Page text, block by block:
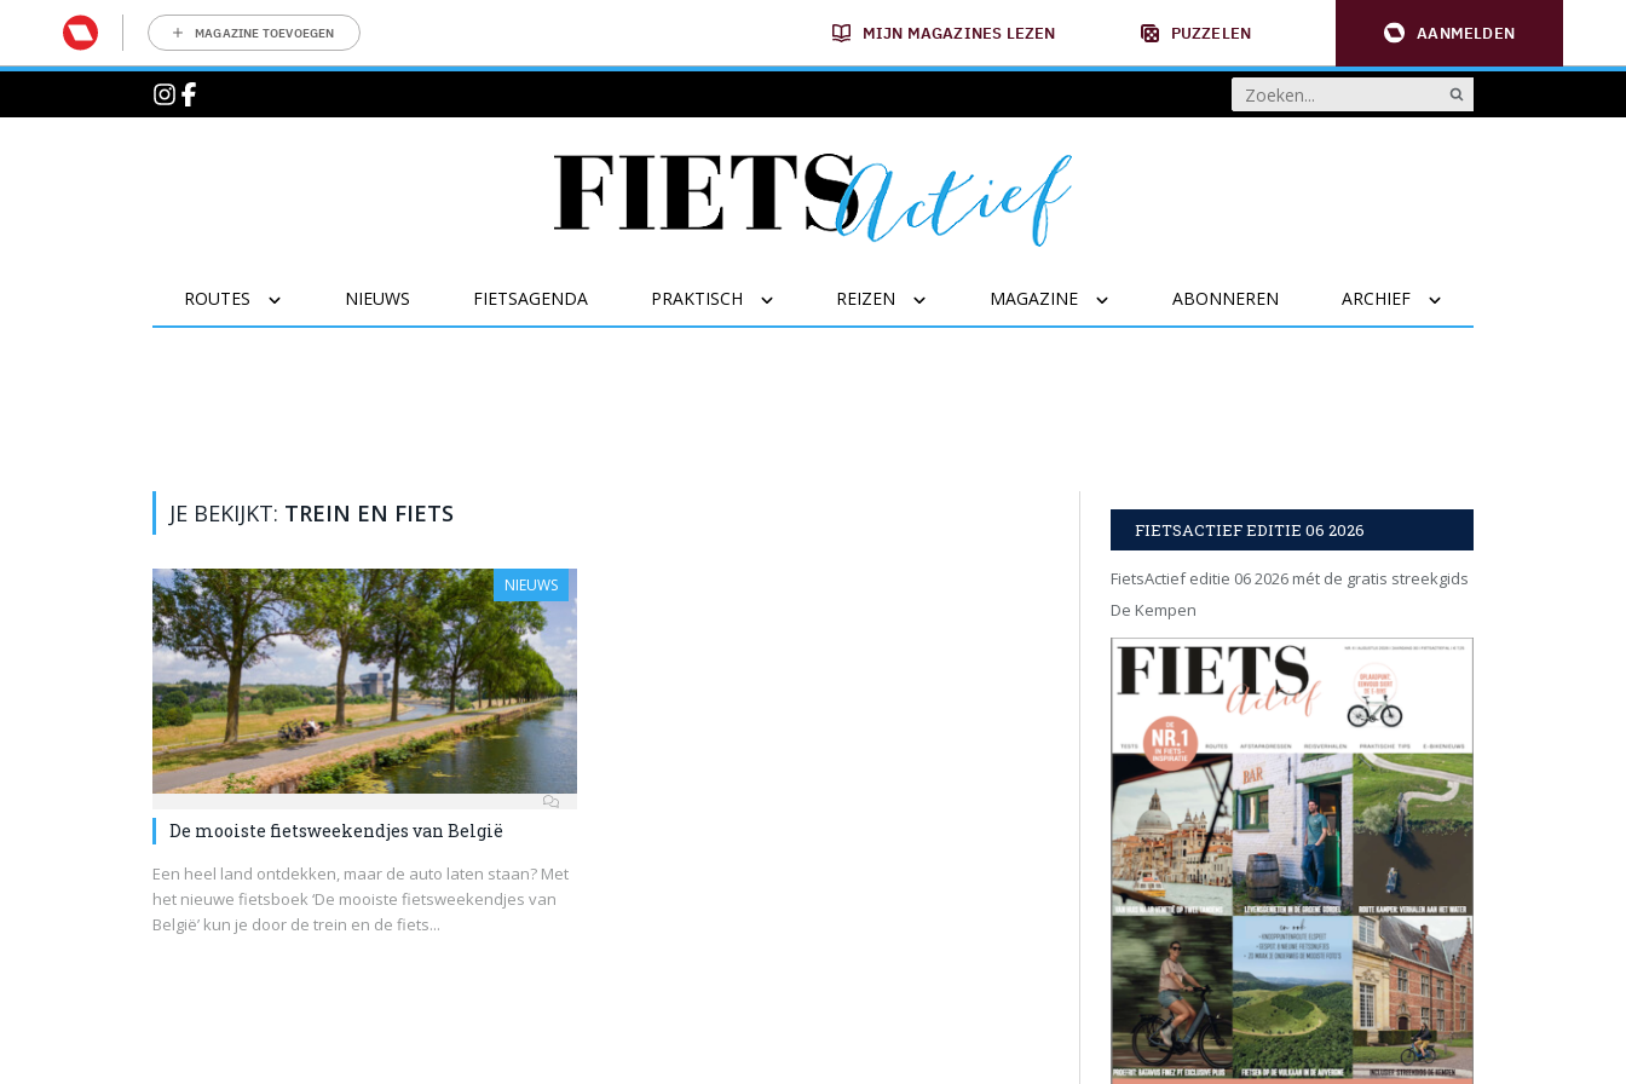
MAGAZINE TOEVOEGEN MIJN MAGAZINES LEZEN PUZZELEN AANMELDEN
ROUTES NIEUWS FIETSAGENDA PRAKTISCH REIZEN MAGAZINE ABONNEREN ARCHIEF
JE BEKIJKT: TREIN EN FIETS
NIEUWS
De mooiste fietsweekendjes van België
Een heel land ontdekken, maar de auto laten staan? Met
het nieuwe fietsboek ‘De mooiste fietsweekendjes van
België’ kun je door de trein en de fiets...
FIETSACTIEF EDITIE 06 2026
FietsActief editie 06 2026 mét de gratis streekgids
De Kempen